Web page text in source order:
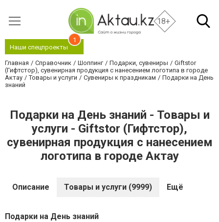
18+
Наши спецпроекты
1
Главная Справочник Шоппинг Подарки, сувениры
Giftstor
(Гифтстор), сувенирная продукция с нанесением логотипа в городе
Актау
Товары и услуги Сувениры к праздникам
Подарки на День
знаний
Подарки на День знаний - Товары и
услуги - Giftstor (Гифтстор),
сувенирная продукция с нанесением
логотипа в городе Актау
Описание Товары и услуги (9999) Ещё
Подарки на День знаний